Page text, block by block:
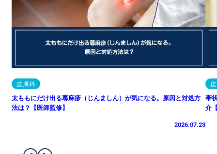
皮膚科
太ももにだけ出る蕁麻疹（じんましん）が気になる。原因と対処方
法は？【医師監修】
2026.07.23
帯
介